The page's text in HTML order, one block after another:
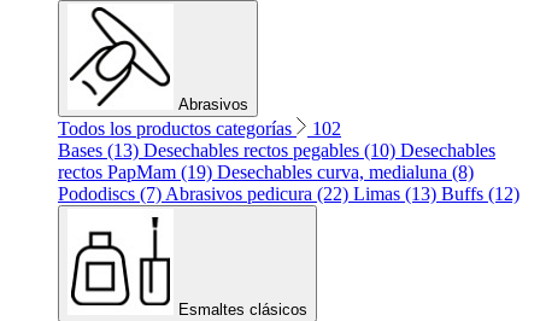
Abrasivos
Todos los productos categorías
102
Bases (13) Desechables rectos pegables (10) Desechables
rectos PapMam (19) Desechables curva, medialuna (8)
Pododiscs (7) Abrasivos pedicura (22) Limas (13) Buffs (12)
Esmaltes clásicos